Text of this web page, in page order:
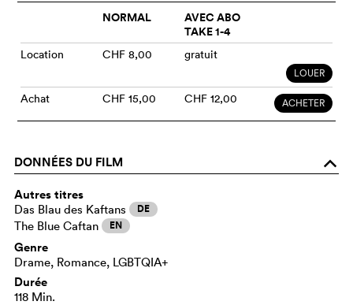
NORMAL
AVEC ABO
TAKE 1-4
Location CHF 8,00 gratuit
LOUER
Achat CHF 15,00 CHF 12,00 ACHETER
DONNÉES DU FILM o
Autres titres
Das Blau des Kaftans DE
The Blue Caftan EN
Genre
Drame, Romance, LGBTQIA+
Durée
118 Min.